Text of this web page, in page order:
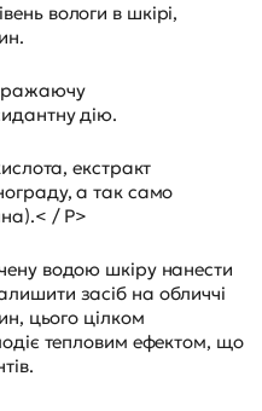
вологи в шкірі,
дію.
екстракт
а так само
/ P>
водою шкіру нанести
засіб на обличчі
цього цілком
тепловим ефектом, що